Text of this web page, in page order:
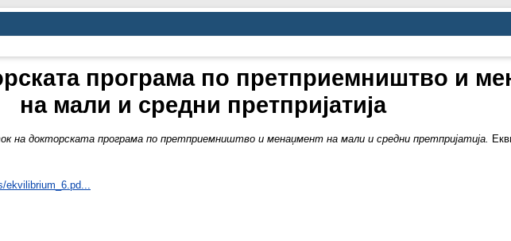
програма по претприемништво и
на мали и средни претпријатија
на докторската програма по претприемништво и менаџмент на мали и средни претпријатија.